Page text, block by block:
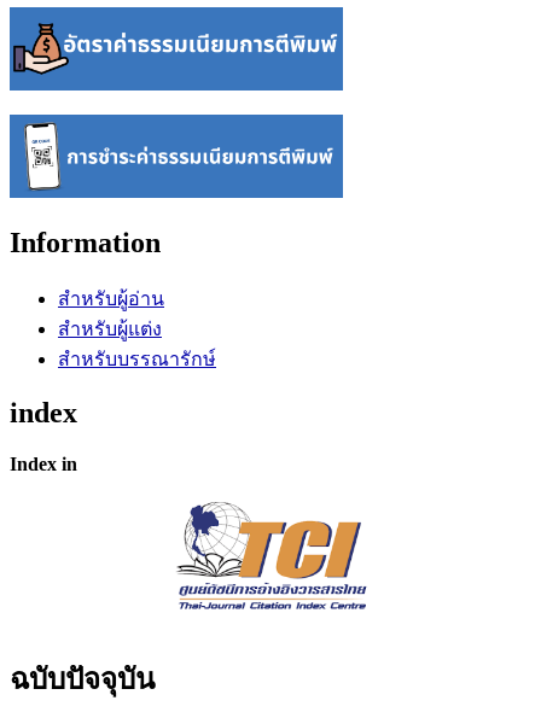
Information
สำหรับผู้อ่าน
สำหรับผู้แต่ง
สำหรับบรรณารักษ์
index
Index in
ฉบับปัจจุบัน